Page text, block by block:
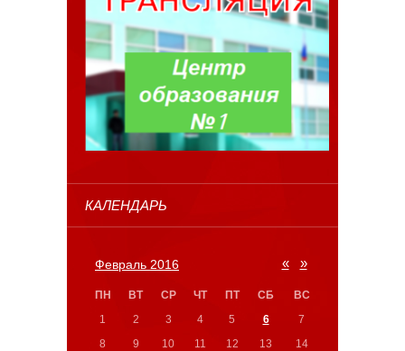
КАЛЕНДАРЬ
«
Февраль 2016 »
ПН ВТ СР ЧТ ПТ СБ
ВС
1
2 3 4 5 6
7
8
9 10 11 12 13
14